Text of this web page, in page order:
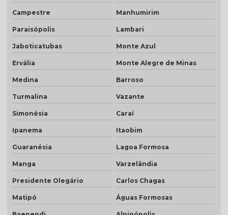
Campestre Manhumirim
Paraisópolis Lambari
Jaboticatubas Monte Azul
Ervália Monte Alegre de Minas
Medina Barroso
Turmalina Vazante
Simonésia Caraí
Ipanema Itaobim
Guaranésia Lagoa Formosa
Manga Varzelândia
Presidente Olegário Carlos Chagas
Matipó Águas Formosas